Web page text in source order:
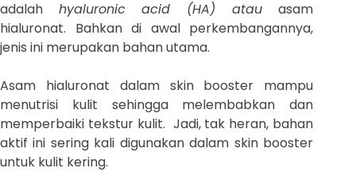
adalah hyaluronic acid (HA) atauasam
hialuronat. Bahkan di awal perkembangannya,
jenis ini merupakan bahan utama.
Asam hialuronat dalam skin booster mampu
menutrisi kulit sehingga melembabkan dan
memperbaiki tekstur kulit. Jadi, tak heran, bahan
aktif ini sering kali digunakan dalam skin booster
untuk kulit kering.